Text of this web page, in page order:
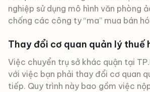
nghiệp sử dụng mô hình văn phòng
chống các công ty “ma” mua bán
Thay đổi cơ quan quản lý thuế
Việc chuyển trụ sở khác quận tại
với việc bạn phải thay đổi cơ quan
tiếp. Quy trình này bao gồm việc